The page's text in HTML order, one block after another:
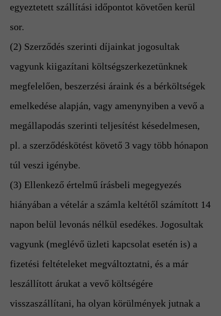
egyeztetett szállítási időpontot követően kerül
sor.
(2) Szerződés szerinti díjainkat jogosultak
vagyunk kiigazítani költségszerkezetünknek
megfelelően, beszerzési áraink és a bérköltségek
emelkedése alapján, vagy amenynyiben a vevő a
megállapodás szerinti teljesítést késedelmesen,
pl. a szerződéskötést követő 3 vagy több hónapon
túl veszi igénybe.
(3) Ellenkező értelmű írásbeli megegyezés
hiányában a vételár a számla keltétől számított 14
napon belül levonás nélkül esedékes. Jogosultak
vagyunk (meglévő üzleti kapcsolat esetén is) a
fizetési feltételeket megváltoztatni, és a már
leszállított árukat a vevő költségére
visszaszállítani, ha olyan körülmények jutnak a